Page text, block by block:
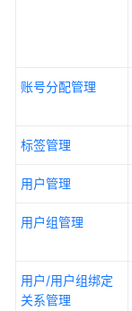
API
用
必
API
账号分配管理
标签管理
用户管理
用户组管理
用户/用户组绑定
关系管理